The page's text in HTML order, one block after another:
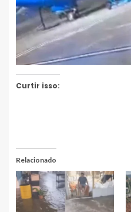
Curtir isso:
Relacionado